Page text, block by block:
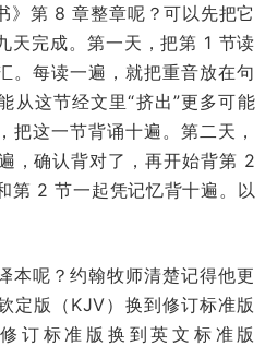
》第 8 章整章呢？可以先把它
天完成。第一天，把第 1 节读
。每读一遍，就把重音放在句
从这节经文里“挤出”更多可能
把这一节背诵十遍。第二天，
，确认背对了，再开始背第 2
第 2 节一起凭记忆背十遍。以
本呢？约翰牧师清楚记得他更
版（KJV）换到修订标准版
订标准版换到英文标准版